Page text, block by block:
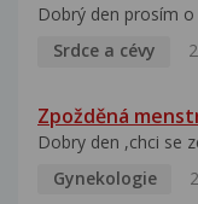
Dobrý den prosím o
Srdce a cévy
Zpožděná
Dobry den ,chci se
Gynekologie